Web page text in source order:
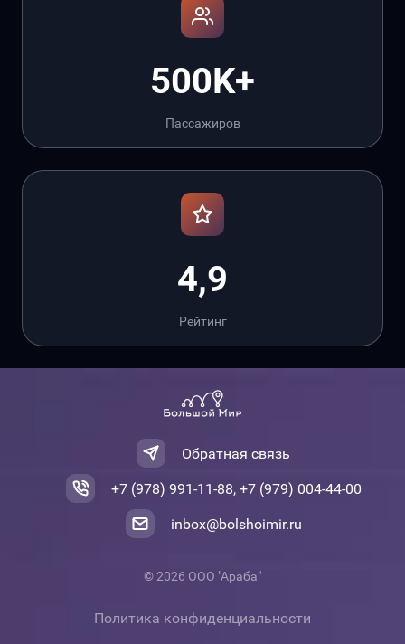
500K+
Пассажиров
4,9
Рейтинг
Обратная связь
+7 (978) 991-11-88, +7 (979) 004-44-00
inbox@bolshoimir.ru
© 2026 ООО "Араба"
Политика конфиденциальности